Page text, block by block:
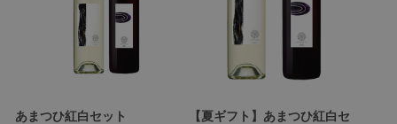
あまつひ紅白セット
【夏ギフト】あまつひ紅白セ